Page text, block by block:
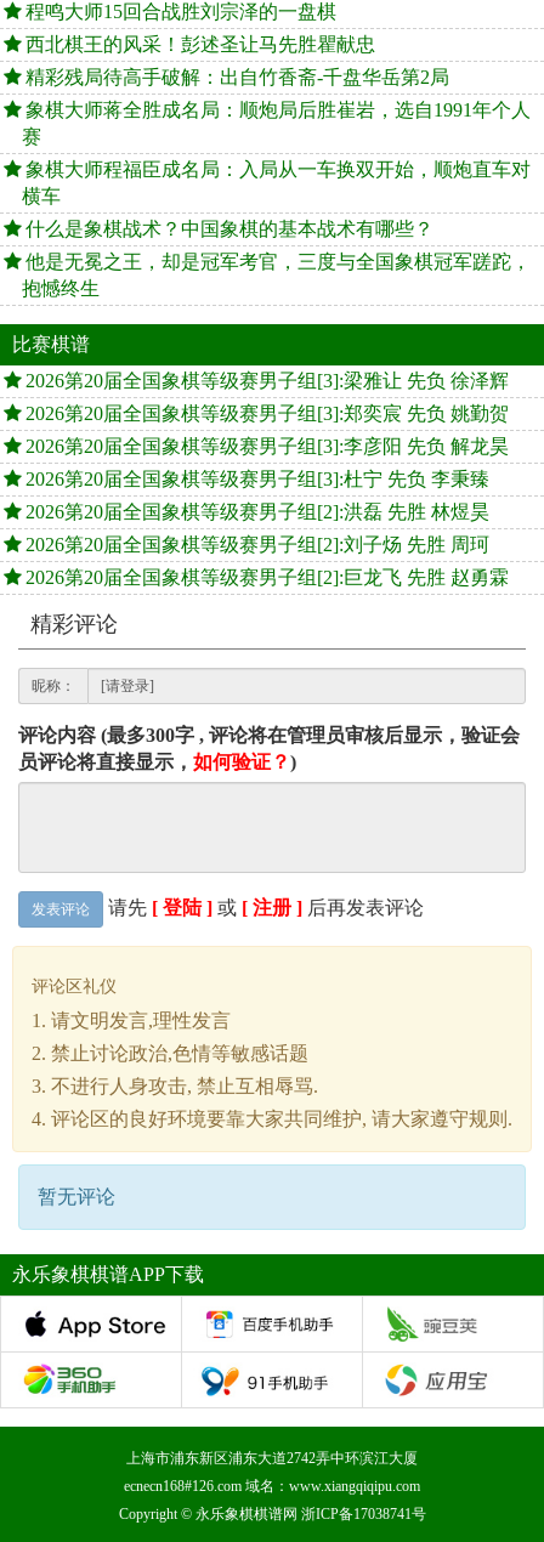
程鸣大师15回合战胜刘宗泽的一盘棋
西北棋王的风采！彭述圣让马先胜瞿献忠
精彩残局待高手破解：出自竹香斋-千盘华岳第2局
象棋大师蒋全胜成名局：顺炮局后胜崔岩，选自1991年个人
赛
象棋大师程福臣成名局：入局从一车换双开始，顺炮直车对
横车
什么是象棋战术？中国象棋的基本战术有哪些？
他是无冕之王，却是冠军考官，三度与全国象棋冠军蹉跎，
抱憾终生
比赛棋谱
2026第20届全国象棋等级赛男子组[3]:梁雅让 先负 徐泽辉
2026第20届全国象棋等级赛男子组[3]:郑奕宸 先负 姚勤贺
2026第20届全国象棋等级赛男子组[3]:李彦阳 先负 解龙昊
2026第20届全国象棋等级赛男子组[3]:杜宁 先负 李秉臻
2026第20届全国象棋等级赛男子组[2]:洪磊 先胜 林煜昊
2026第20届全国象棋等级赛男子组[2]:刘子炀 先胜 周珂
2026第20届全国象棋等级赛男子组[2]:巨龙飞 先胜 赵勇霖
精彩评论
昵称：
评论内容 (最多300字 , 评论将在管理员审核后显示，验证会
员评论将直接显示， 如何验证？)
发表评论 请先 [ 登陆 ] 或 [ 注册 ] 后再发表评论
评论区礼仪
1. 请文明发言,理性发言
2. 禁止讨论政治,色情等敏感话题
3. 不进行人身攻击, 禁止互相辱骂.
4. 评论区的良好环境要靠大家共同维护, 请大家遵守规则.
暂无评论
永乐象棋棋谱APP下载
上海市浦东新区浦东大道2742弄中环滨江大厦
ecnecn168#126.com 域名：www.xiangqiqipu.com
Copyright © 永乐象棋棋谱网 浙ICP备17038741号